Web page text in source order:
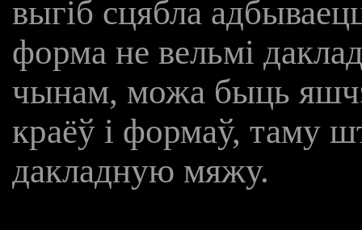
выгіб сцябла
форма не вельмі
чынам, можа быць
краёў і формаў, таму
дакладную мяжу.